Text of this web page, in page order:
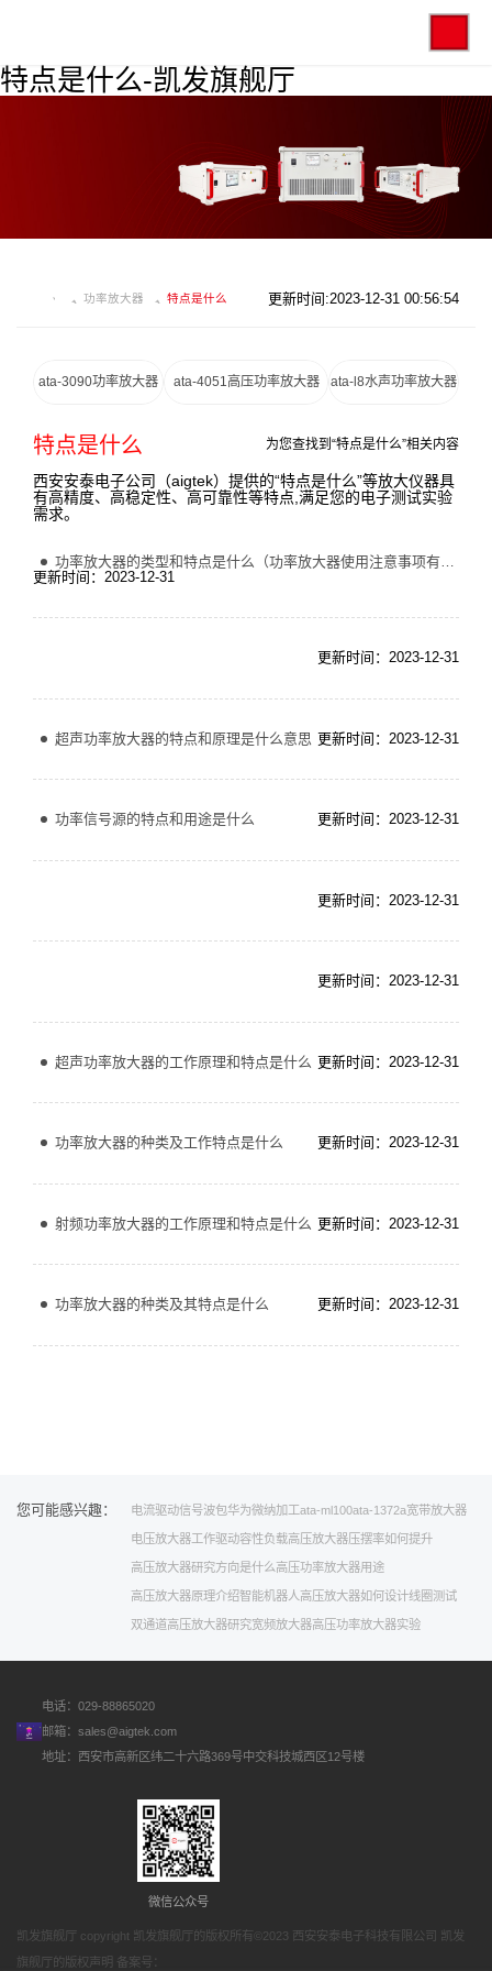
特点是什么-凯发旗舰厅
功率放大器 特点是什么 更新时间:2023-12-31 00:56:54
ata-3090功率放大器 ata-4051高压功率放大器 ata-l8水声功率放大器
特点是什么 为您查找到“特点是什么”相关内容
西安安泰电子公司（aigtek）提供的“特点是什么”等放大仪器具
有高精度、高稳定性、高可靠性等特点,满足您的电子测试实验
需求。
功率放大器的类型和特点是什么（功率放大器使用注意事项有哪些）
更新时间：2023-12-31
更新时间：2023-12-31
超声功率放大器的特点和原理是什么意思 更新时间：2023-12-31
功率信号源的特点和用途是什么 更新时间：2023-12-31
更新时间：2023-12-31
更新时间：2023-12-31
超声功率放大器的工作原理和特点是什么 更新时间：2023-12-31
功率放大器的种类及工作特点是什么 更新时间：2023-12-31
射频功率放大器的工作原理和特点是什么 更新时间：2023-12-31
功率放大器的种类及其特点是什么 更新时间：2023-12-31
您可能感兴趣： 电流驱动信号波包华为微纳加工ata-ml100ata-1372a宽带放大器
电压放大器工作驱动容性负载高压放大器压摆率如何提升
高压放大器研究方向是什么高压功率放大器用途
高压放大器原理介绍智能机器人高压放大器如何设计线圈测试
双通道高压放大器研究宽频放大器高压功率放大器实验
电话：029-88865020
邮箱： sales@aigtek.com
地址：西安市高新区纬二十六路369号中交科技城西区12号楼
微信公众号
凯发旗舰厅 copyright 凯发旗舰厅的版权所有©2023 西安安泰电子科技有限公司 凯发
旗舰厅的版权声明 备案号：